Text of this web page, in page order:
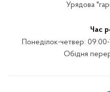
Урядова
Час
Понеділок-четвер:
Обідня